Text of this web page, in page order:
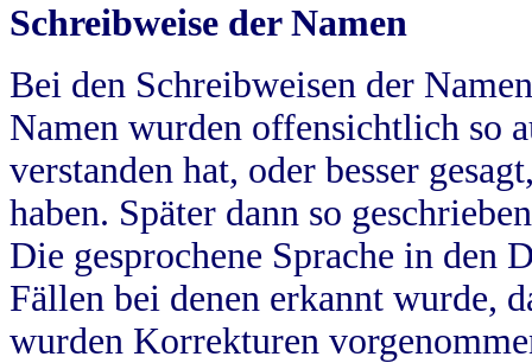
Schreibweise der Namen
Bei den Schreibweisen der
Namen wurden offensichtlich so
verstanden hat, oder besser
haben. Später dann so
Die gesprochene Sprache in
Fällen bei denen erkannt wurde,
wurden Korrekturen